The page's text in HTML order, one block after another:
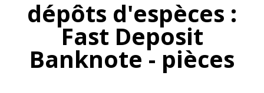
dépôts d'espèces :
Fast Deposit
Banknote - pièces